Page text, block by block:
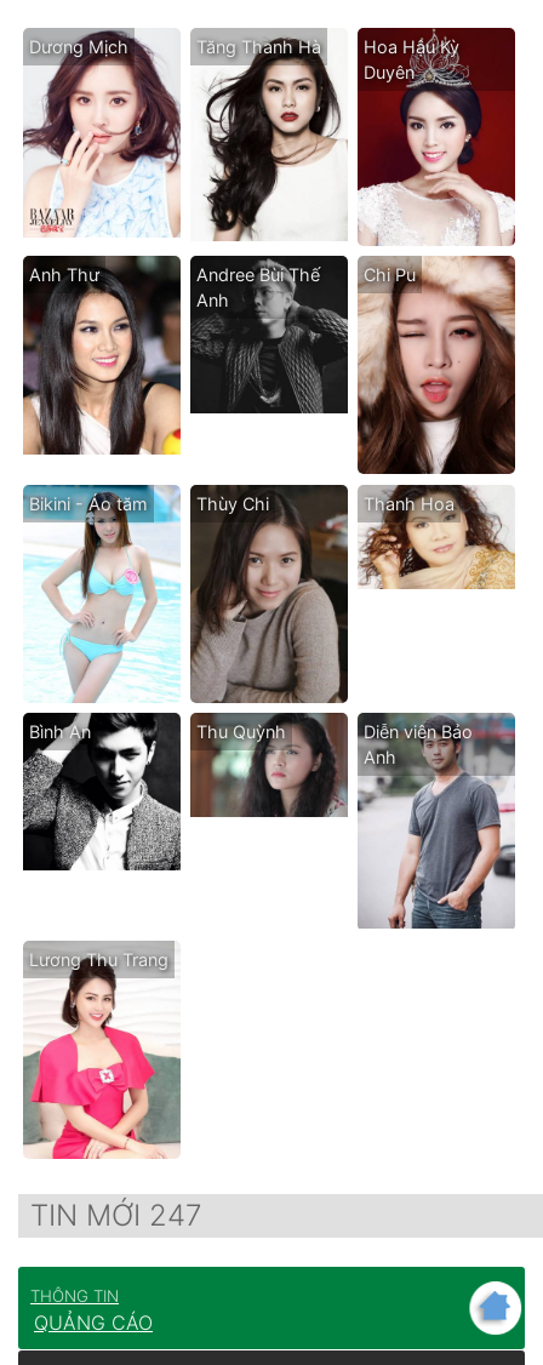
Dương Mịch Tăng Thanh Hà
Hoa Hậu Kỳ
Duyên
Anh Thư
Andree Bùi Thế
Anh
Chi Pu
Bikini - Áo tăm Thùy Chi Thanh Hoa
Bình An Thu Quỳnh
Diễn viên Bảo
Anh
Lương Thu Trang
TIN MỚI 247
THÔNG TIN
QUẢNG CÁO